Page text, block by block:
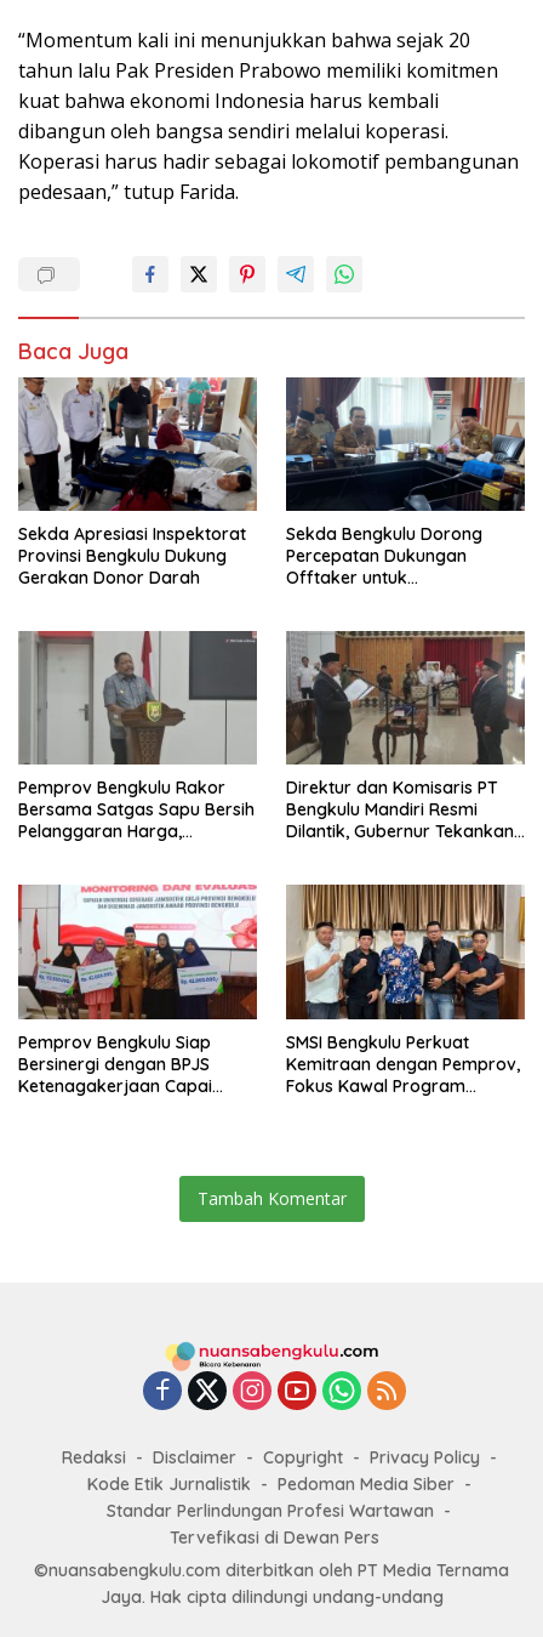
“Momentum kali ini menunjukkan bahwa sejak 20
tahun lalu Pak Presiden Prabowo memiliki komitmen
kuat bahwa ekonomi Indonesia harus kembali
dibangun oleh bangsa sendiri melalui koperasi.
Koperasi harus hadir sebagai lokomotif pembangunan
pedesaan,” tutup Farida.
Baca Juga
Sekda Apresiasi Inspektorat
Provinsi Bengkulu Dukung
Gerakan Donor Darah
Sekda Bengkulu Dorong
Percepatan Dukungan
Offtaker untuk
Pemprov Bengkulu Rakor
Bersama Satgas Sapu Bersih
Pelanggaran Harga,
Masih Jadi Sorotan
Direktur dan Komisaris PT
Bengkulu Mandiri Resmi
Dilantik, Gubernur Tekankan
Pemprov Bengkulu Siap
Bersinergi dengan BPJS
Ketenagakerjaan Capai
SMSI Bengkulu Perkuat
Kemitraan dengan Pemprov,
Fokus Kawal Program
Tambah Komentar
Redaksi Disclaimer Copyright
Privacy Policy
Kode Etik Jurnalistik
Pedoman Media Siber
Standar Perlindungan Profesi Wartawan
Tervefikasi di Dewan Pers
©nuansabengkulu.com diterbitkan oleh PT Media Ternama
Jaya. Hak cipta dilindungi undang-undang